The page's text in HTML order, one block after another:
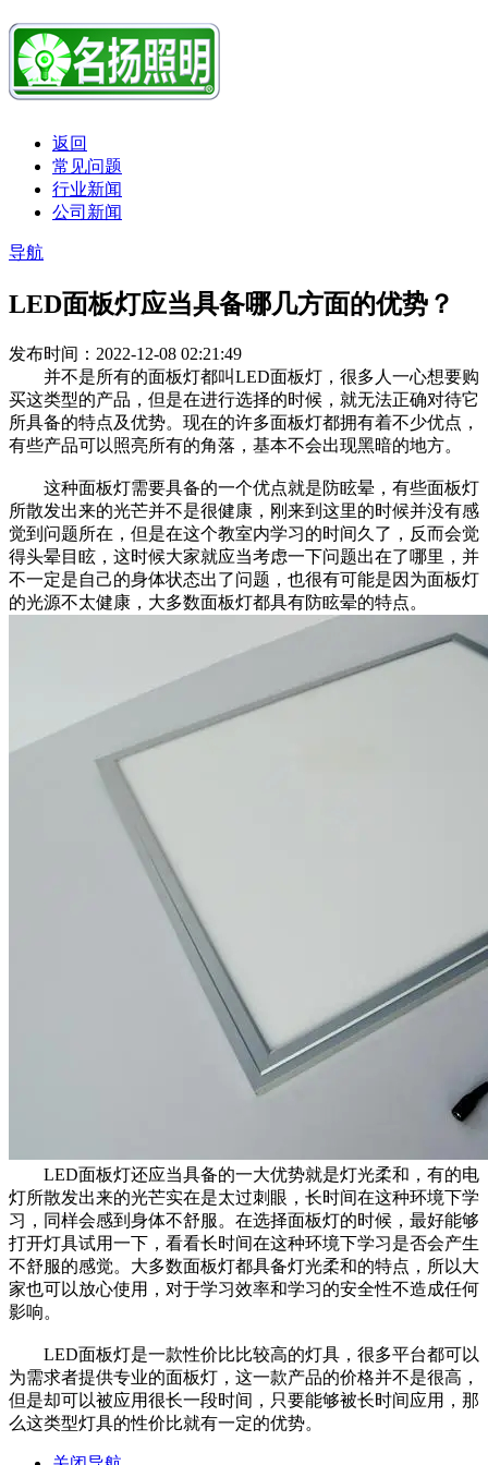
返回
常见问题
行业新闻
公司新闻
导航
LED面板灯应当具备哪几方面的优势？
发布时间：2022-12-08 02:21:49
并不是所有的面板灯都叫LED面板灯，很多人一心想要购
买这类型的产品，但是在进行选择的时候，就无法正确对待它
所具备的特点及优势。现在的许多面板灯都拥有着不少优点，
有些产品可以照亮所有的角落，基本不会出现黑暗的地方。
这种面板灯需要具备的一个优点就是防眩晕，有些面板灯
所散发出来的光芒并不是很健康，刚来到这里的时候并没有感
觉到问题所在，但是在这个教室内学习的时间久了，反而会觉
得头晕目眩，这时候大家就应当考虑一下问题出在了哪里，并
不一定是自己的身体状态出了问题，也很有可能是因为面板灯
的光源不太健康，大多数面板灯都具有防眩晕的特点。
LED面板灯还应当具备的一大优势就是灯光柔和，有的电
灯所散发出来的光芒实在是太过刺眼，长时间在这种环境下学
习，同样会感到身体不舒服。在选择面板灯的时候，最好能够
打开灯具试用一下，看看长时间在这种环境下学习是否会产生
不舒服的感觉。大多数面板灯都具备灯光柔和的特点，所以大
家也可以放心使用，对于学习效率和学习的安全性不造成任何
影响。
LED面板灯是一款性价比比较高的灯具，很多平台都可以
为需求者提供专业的面板灯，这一款产品的价格并不是很高，
但是却可以被应用很长一段时间，只要能够被长时间应用，那
么这类型灯具的性价比就有一定的优势。